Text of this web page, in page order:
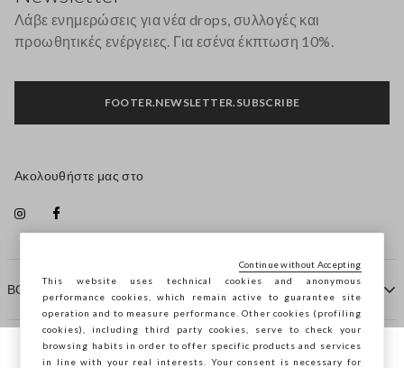
ΒΟΗΘΕΙΑ
ΠΡΑΚΤΟΡΕΙΟ
Λάβε ενημερώσεις για νέα drops, συλλογές και
προωθητικές ενέργειες. Για εσένα έκπτωση 10%.
FOOTER.NEWSLETTER.SUBSCRIBE
Ακολουθήστε μας στο
This website uses technical cookies and anonymous
performance cookies, which remain active to guarantee site
operation and to measure performance. Other cookies (profiling
cookies), including third party cookies, serve to check your
browsing habits in order to offer specific products and services
in line with your real interests. Your consent is necessary for
Continue without Accepting